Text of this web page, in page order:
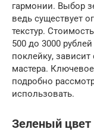
гармонии. Выбор
ведь существует
текстур.
500 до 3000
поклейку,
мастера.
подробно
использовать.
Зеленый цвет